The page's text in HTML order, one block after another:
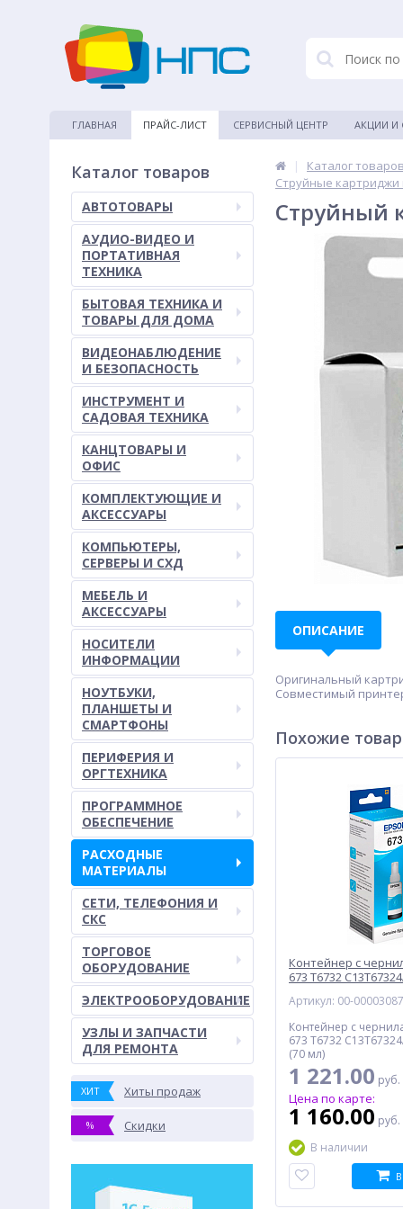
ГЛАВНАЯ ПРАЙС-ЛИСТ СЕРВИСНЫЙ ЦЕНТР АКЦИИ И
Каталог товаров
АВТОТОВАРЫ
АУДИО-ВИДЕО И
ПОРТАТИВНАЯ
ТЕХНИКА
БЫТОВАЯ ТЕХНИКА И
ТОВАРЫ ДЛЯ ДОМА
ВИДЕОНАБЛЮДЕНИЕ
И БЕЗОПАСНОСТЬ
ИНСТРУМЕНТ И
САДОВАЯ ТЕХНИКА
КАНЦТОВАРЫ И
ОФИС
КОМПЛЕКТУЮЩИЕ И
АКСЕССУАРЫ
КОМПЬЮТЕРЫ,
СЕРВЕРЫ И СХД
МЕБЕЛЬ И
АКСЕССУАРЫ
НОСИТЕЛИ
ИНФОРМАЦИИ
НОУТБУКИ,
ПЛАНШЕТЫ И
СМАРТФОНЫ
ПЕРИФЕРИЯ И
ОРГТЕХНИКА
ПРОГРАММНОЕ
ОБЕСПЕЧЕНИЕ
РАСХОДНЫЕ
МАТЕРИАЛЫ
СЕТИ, ТЕЛЕФОНИЯ И
СКС
ТОРГОВОЕ
ОБОРУДОВАНИЕ
ЭЛЕКТРООБОРУДОВАНИЕ
УЗЛЫ И ЗАПЧАСТИ
ДЛЯ РЕМОНТА
ХИТ Хиты продаж
% Скидки
| Каталог товаров
Струйные
Струйный
ОПИСАНИЕ
Оригинальный
Совместимый
Похожие
Контейнер с
673 T6732
Артикул: 00-00003087
Контейнер с
673 T6732
(70 мл)
1 221.00 руб.
Цена по карте:
1 160.00 руб.
В наличии